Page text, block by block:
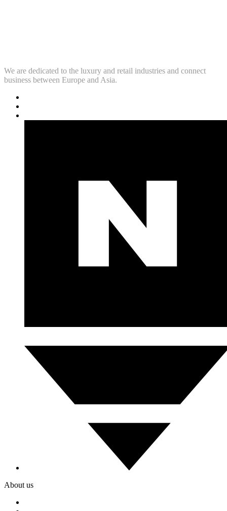
We are dedicated to the luxury and retail industries and connect
business between Europe and Asia.
About us